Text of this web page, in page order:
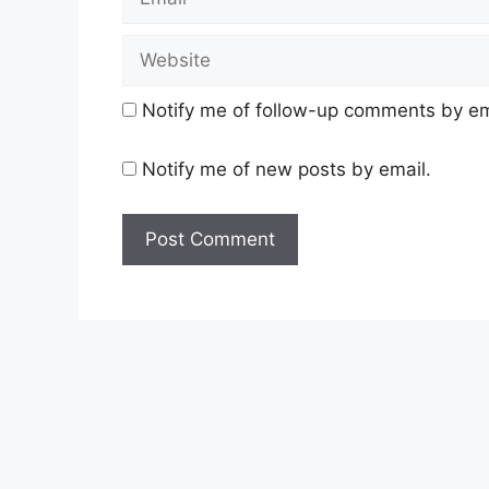
Notify me of follow-up comments by
Notify me of new posts by email.